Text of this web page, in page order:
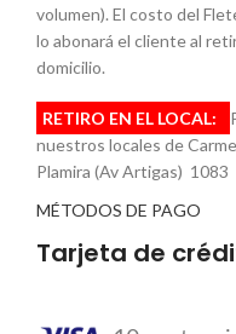
volumen). El costo del
lo abonará el cliente al
domicilio.
RETIRO EN EL LOCAL:
nuestros locales de
Plamira (Av Artigas) 1083
MÉTODOS DE PAGO
Tarjeta de